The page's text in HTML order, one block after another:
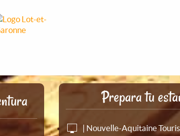
Prepara tu
| Nouvelle-Aquitaine